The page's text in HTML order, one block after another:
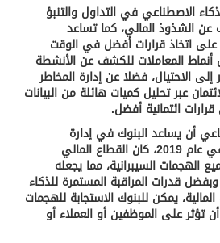
الاصطناعي في التداول والتنبؤ
الشذوذ المالي، كما تساعد
على اتخاذ قرارات أفضل في الوقت
أنماط المعاملات للكشف عن الأنشطة
الاحتيال، فضلاعن إدارة المخاطر
عبر تحليل كميات هائلة من البيانات
ائتمانية أفضل.
أن يساعد البنوك في إدارة
التهديدات السيبرانية. ففي عام 2019، كان القطاع المالي
الهجمات السيبرانية، مما يجعله
قدرات المراقبة المستمرة للذكاء
يمكن للبنوك الاستجابة للهجمات
تؤثر على الموظفين أو العملاء أو